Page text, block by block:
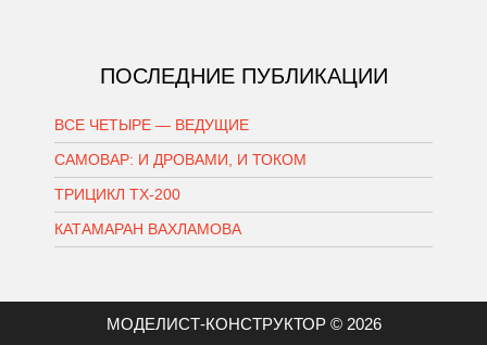
ПОСЛЕДНИЕ ПУБЛИКАЦИИ
ВСЕ ЧЕТЫРЕ — ВЕДУЩИЕ
САМОВАР: И ДРОВАМИ, И ТОКОМ
ТРИЦИКЛ ТХ-200
КАТАМАРАН ВАХЛАМОВА
МОДЕЛИСТ-КОНСТРУКТОР © 2026